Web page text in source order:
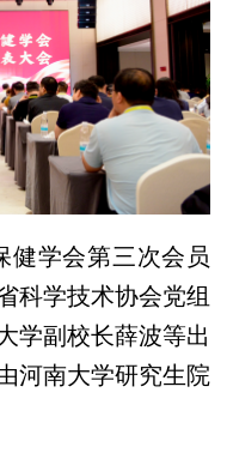
学会第三次会员
科学技术协会党组
学副校长薛波等出
河南大学研究生院